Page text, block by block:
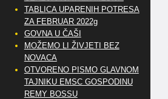
TABLICA UPARENIH POTRESA
ZA FEBRUAR 2022g
GOVNA U ČAŠI
MOŽEMO LI ŽIVJETI BEZ
NOVACA
OTVORENO PISMO GLAVNOM
TAJNIKU EMSC GOSPODINU
REMY BOSSU